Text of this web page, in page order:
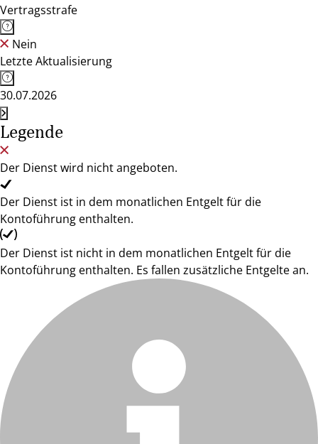
Vertragsstrafe
Nein
Letzte Aktualisierung
30.07.2026
Legende
Der Dienst wird nicht angeboten.
Der Dienst ist in dem monatlichen Entgelt für die
Kontoführung enthalten.
Der Dienst ist nicht in dem monatlichen Entgelt für die
Kontoführung enthalten. Es fallen zusätzliche Entgelte an.